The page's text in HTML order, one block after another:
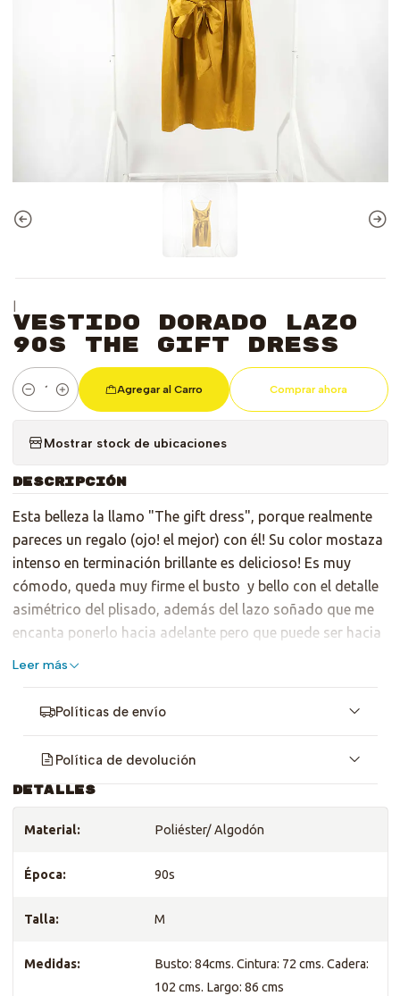
|
Vestido Dorado Lazo
90s The Gift Dress
Cantidad
Agregar al Carro Comprar ahora
Mostrar stock de ubicaciones
DESCRIPCIÓN
Esta belleza la llamo "The gift dress", porque realmente
pareces un regalo (ojo! el mejor) con él! Su color mostaza
intenso en terminación brillante es delicioso! Es muy
cómodo, queda muy firme el busto y bello con el detalle
asimétrico del plisado, además del lazo soñado que me
encanta ponerlo hacia adelante pero que puede ser hacia
Leer más
Políticas de envío
Política de devolución
DETALLES
Material: Poliéster/ Algodón
Época: 90s
Talla: M
Medidas:
Busto: 84cms. Cintura: 72 cms. Cadera:
102 cms. Largo: 86 cms